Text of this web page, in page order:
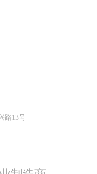
路13号